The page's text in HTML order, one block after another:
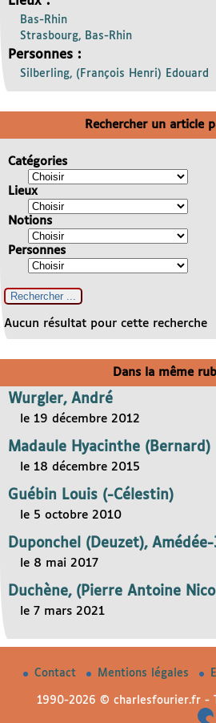
Bas-Rhin
Strasbourg, Bas-Rhin
Personnes :
Silberling, (François Henri) Edouard
Rechercher un article
Catégories
Lieux
Notions
Personnes
Aucun résultat pour cette recherche
Dans la même
Wurgler, André
le 19 décembre 2012
Madaule Hyacinthe (Bernard)
le 18 décembre 2015
Guébin Louis (-Célestin)
le 5 octobre 2010
Duponchel (Deuzet),
le 8 mai 2017
Duchène, (Pierre Antoine
le 7 mars 2021
Contact Mentions légales
1990-2026 © charlesfourier.fr -